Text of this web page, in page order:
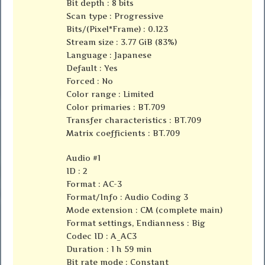
Bit depth : 8 bits
Scan type : Progressive
Bits/(Pixel*Frame) : 0.123
Stream size : 3.77 GiB (83%)
Language : Japanese
Default : Yes
Forced : No
Color range : Limited
Color primaries : BT.709
Transfer characteristics : BT.709
Matrix coefficients : BT.709
Audio #1
ID : 2
Format : AC-3
Format/Info : Audio Coding 3
Mode extension : CM (complete main)
Format settings, Endianness : Big
Codec ID : A_AC3
Duration : 1 h 59 min
Bit rate mode : Constant